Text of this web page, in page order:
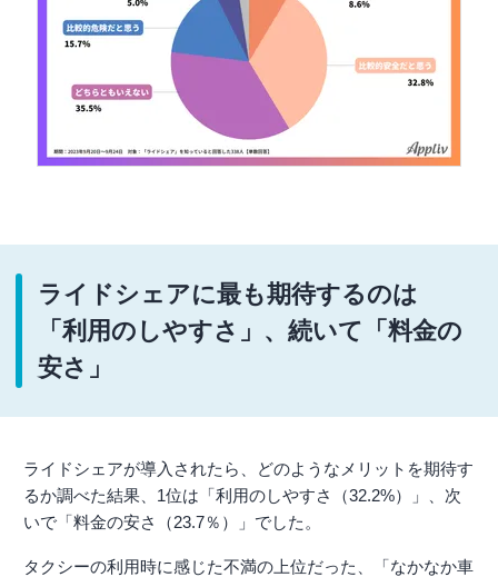
ライドシェアに最も期待するのは
「利用のしやすさ」、続いて「料金の
安さ」
ライドシェアが導入されたら、どのようなメリットを期待す
るか調べた結果、1位は「利用のしやすさ（32.2%）」、次
いで「料金の安さ（23.7％）」でした。
タクシーの利用時に感じた不満の上位だった、「なかなか車